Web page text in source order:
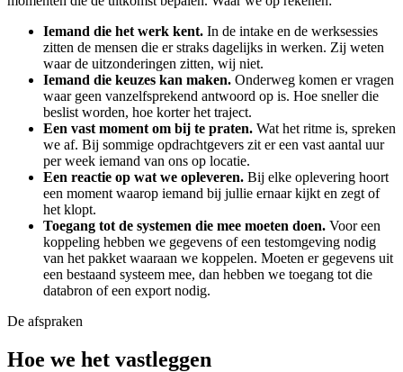
Iemand die het werk kent. In de intake en de werksessies
zitten de mensen die er straks dagelijks in werken. Zij weten
waar de uitzonderingen zitten, wij niet.
Iemand die keuzes kan maken. Onderweg komen er vragen
waar geen vanzelfsprekend antwoord op is. Hoe sneller die
beslist worden, hoe korter het traject.
Een vast moment om bij te praten. Wat het ritme is, spreken
we af. Bij sommige opdrachtgevers zit er een vast aantal uur
per week iemand van ons op locatie.
Een reactie op wat we opleveren. Bij elke oplevering hoort
een moment waarop iemand bij jullie ernaar kijkt en zegt of
het klopt.
Toegang tot de systemen die mee moeten doen. Voor een
koppeling hebben we gegevens of een testomgeving nodig
van het pakket waaraan we koppelen. Moeten er gegevens uit
een bestaand systeem mee, dan hebben we toegang tot die
databron of een export nodig.
De afspraken
Hoe we het vastleggen